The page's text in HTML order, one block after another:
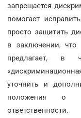
запрещается
помогает
просто защитить
в заключении, что
предлагает, в
уточнить и
положения о